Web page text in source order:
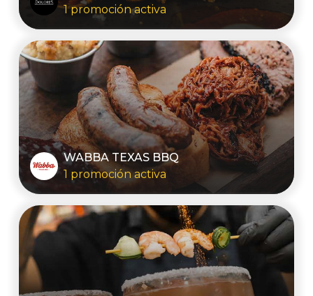
1 promoción activa
WABBA TEXAS BBQ
1 promoción activa